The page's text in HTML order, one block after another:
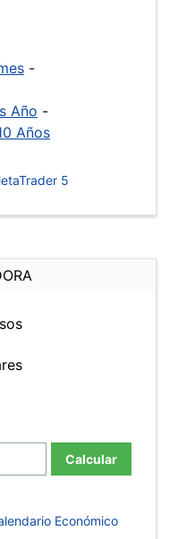
-
Año -
Años
5
Calcular
Económico